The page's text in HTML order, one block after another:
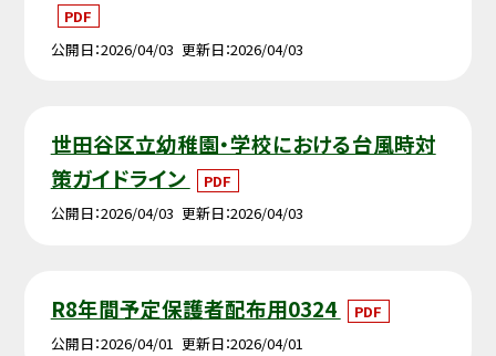
PDF
公開日 2026/04/03 更新日 2026/04/03
世田谷区立幼稚園・学校における台風時対
策ガイドライン
PDF
公開日 2026/04/03 更新日 2026/04/03
R8年間予定保護者配布用0324
PDF
公開日 2026/04/01 更新日 2026/04/01